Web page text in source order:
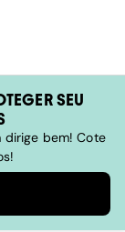
SEU
dirige bem! Cote